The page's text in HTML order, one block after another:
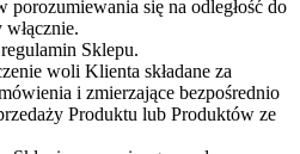
się na odległość do
Sklepu.
woli Klienta składane za
i zmierzające bezpośrednio
Produktu lub Produktów ze